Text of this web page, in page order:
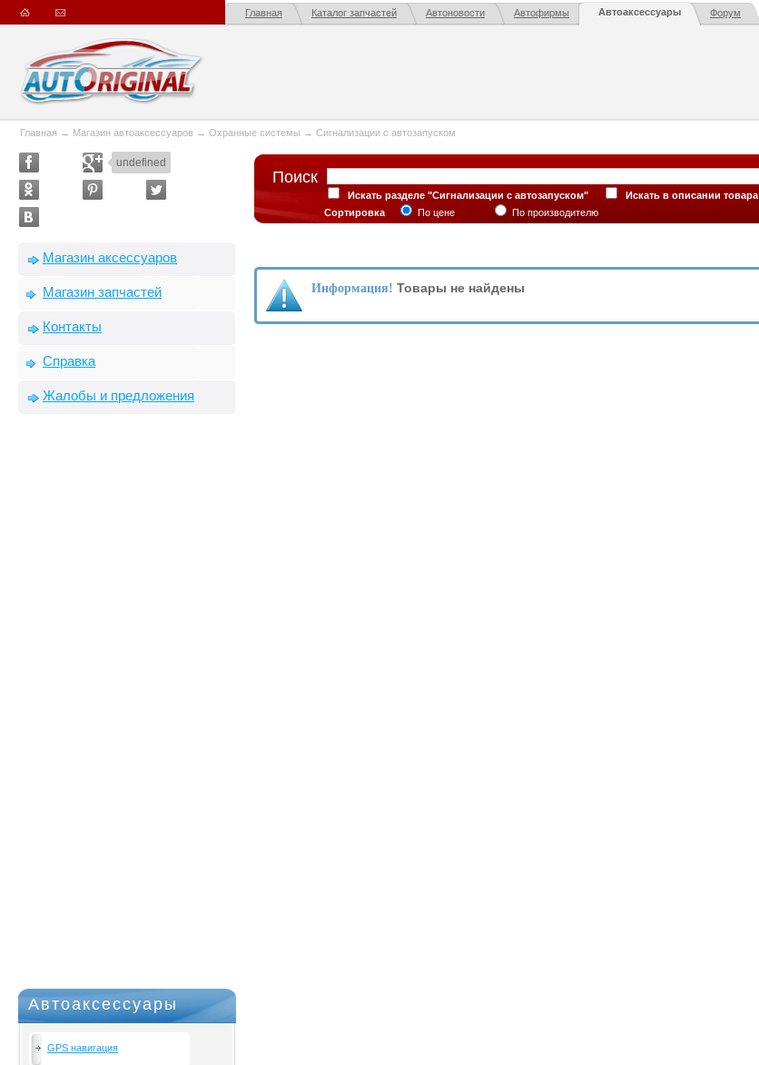
Главная Каталог запчастей Автоновости Автофирмы Автоаксессуары Форум
Главная → Магазин автоаксессуаров → Охранные системы → Сигнализации с автозапуском
undefined
Магазин аксессуаров
Магазин запчастей
Контакты
Справка
Жалобы и предложения
Автоаксессуары
GPS навигация
Поиск
Искать разделе "Сигнализации с автозапуском"
Искать в описании товара
Сортировка
По цене По производителю
Информация! Товары не найдены